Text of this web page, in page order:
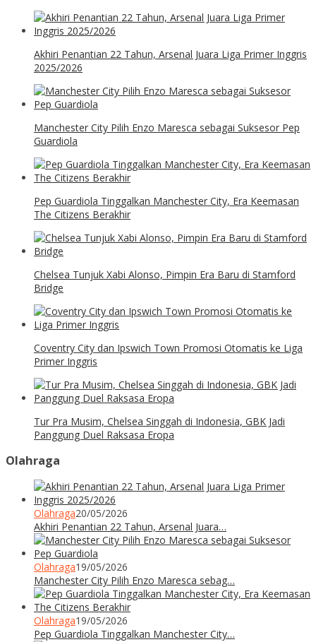
Akhiri Penantian 22 Tahun, Arsenal Juara Liga Primer Inggris
2025/2026
Manchester City Pilih Enzo Maresca sebagai Suksesor Pep
Guardiola
Pep Guardiola Tinggalkan Manchester City, Era Keemasan
The Citizens Berakhir
Chelsea Tunjuk Xabi Alonso, Pimpin Era Baru di Stamford
Bridge
Coventry City dan Ipswich Town Promosi Otomatis ke Liga
Primer Inggris
Tur Pra Musim, Chelsea Singgah di Indonesia, GBK Jadi
Panggung Duel Raksasa Eropa
Olahraga
Olahraga20/05/2026
Akhiri Penantian 22 Tahun, Arsenal Juara…
Olahraga19/05/2026
Manchester City Pilih Enzo Maresca sebag…
Olahraga19/05/2026
Pep Guardiola Tinggalkan Manchester City…